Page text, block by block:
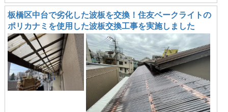
板橋区中台で劣化した波板を交換！住友ベークライトの
ポリカナミを使用した波板交換工事を実施しました